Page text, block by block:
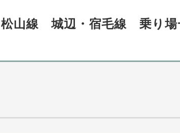
松山線 城辺・宿毛線 乗り場